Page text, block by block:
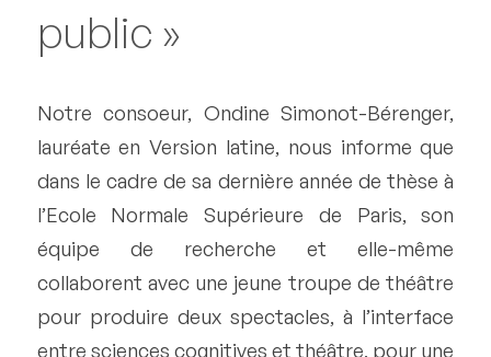
public »
Notre consoeur, Ondine Simonot-Bérenger,
lauréate en Version latine, nous informe que
dans le cadre de sa dernière année de thèse à
l’Ecole Normale Supérieure de Paris, son
équipe de recherche et elle-même
collaborent avec une jeune troupe de théâtre
pour produire deux spectacles, à l’interface
entre sciences cognitives et théâtre, pour une